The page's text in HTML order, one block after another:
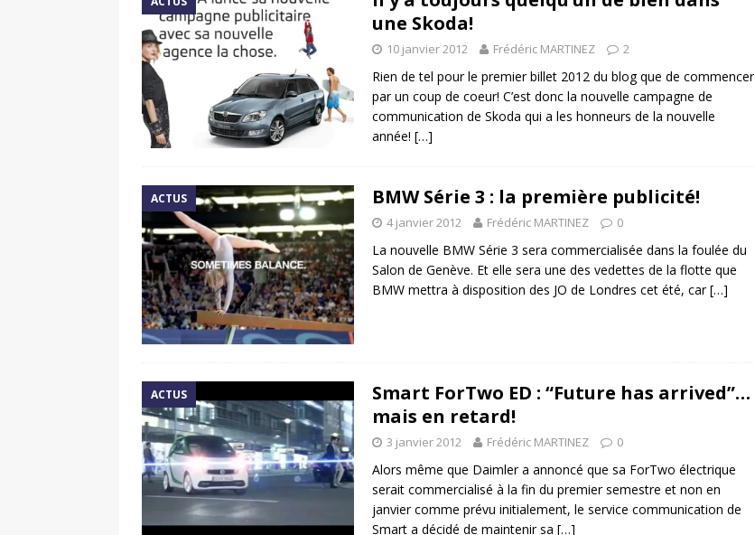
une Skoda!
10 janvier 2012 Frédéric MARTINEZ 2
Rien de tel pour le premier billet 2012 du blog que de commencer
par un coup de coeur! C’est donc la nouvelle campagne de
communication de Skoda qui a les honneurs de la nouvelle
année! […]
ACTUS BMW Série 3 : la première publicité!
4 janvier 2012 Frédéric MARTINEZ 0
La nouvelle BMW Série 3 sera commercialisée dans la foulée du
Salon de Genève. Et elle sera une des vedettes de la flotte que
BMW mettra à disposition des JO de Londres cet été, car[…]
ACTUS
Smart ForTwo ED : “Future has arrived”…
mais en retard!
3 janvier 2012 Frédéric MARTINEZ 0
Alors même que Daimler a annoncé que sa ForTwo électrique
serait commercialisé à la fin du premier semestre et non en
janvier comme prévu initialement, le service communication de
Smart a décidé de maintenir sa […]